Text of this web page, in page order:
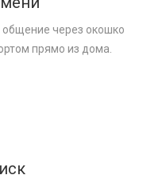
общение через окошко
прямо из дома.